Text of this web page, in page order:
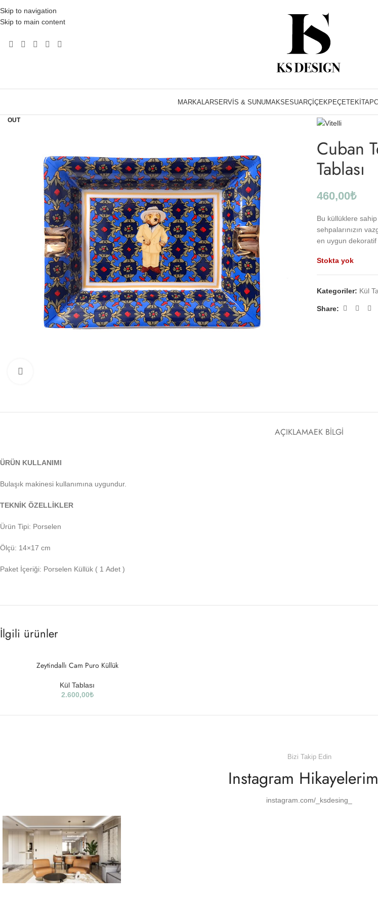
Skip to navigation
Skip to main content
MARKALARSERVIS & SUNUMAKSESUARÇIÇEKPEÇETEKITAP
OUT
Ana Sayfa Kül
Cuban
Tablası
460,00₺
Bu küllüklere
sehpalarınızın
en uygun
Stokta yok
Kategoriler: Kül
Share:
AÇIKLAMAEK BILGI
ÜRÜN KULLANIMI
Bulaşık makinesi kullanımına uygundur.
TEKNİK ÖZELLİKLER
Ürün Tipi: Porselen
Ölçü: 14×17 cm
Paket İçeriği: Porselen Küllük ( 1 Adet )
İlgili ürünler
Zeytindallı Cam Puro Küllük
Kül Tablası
2.600,00₺
Bizi Takip Edin
Instagram
instagram.com/_ksdesing_